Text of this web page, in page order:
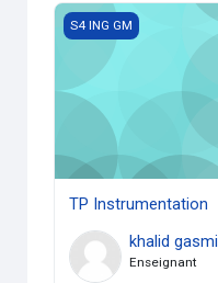
TP Instrumentation
S4 ING GM
TP Instrumentation
khalid gasmi
Enseignant